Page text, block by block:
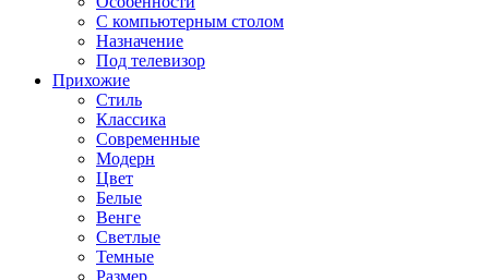
С компьютерным столом
Назначение
Под телевизор
Прихожие
Стиль
Классика
Современные
Модерн
Цвет
Белые
Венге
Светлые
Темные
Размер